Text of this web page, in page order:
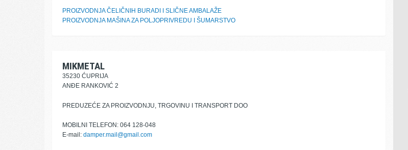
PROIZVODNJA ČELIČNIH BURADI I SLIČNE AMBALAŽE
PROIZVODNJA MAŠINA ZA POLJOPRIVREDU I ŠUMARSTVO
MIKMETAL
35230 ĆUPRIJA
ANĐE RANKOVIĆ 2
PREDUZEĆE ZA PROIZVODNJU, TRGOVINU I TRANSPORT DOO
MOBILNI TELEFON: 064 128-048
E-mail: damper.mail@gmail.com